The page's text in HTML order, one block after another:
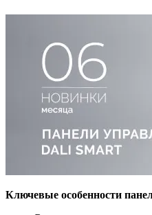
Ключевые особенности